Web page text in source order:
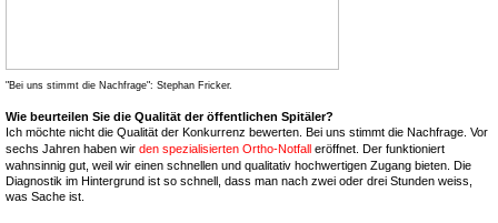
"Bei uns stimmt die Nachfrage": Stephan Fricker.
Wie beurteilen Sie die Qualität der öffentlichen Spitäler?
Ich möchte nicht die Qualität der Konkurrenz bewerten. Bei uns stimmt die Nachfrage. Vor
sechs Jahren haben wir den spezialisierten Ortho-Notfall eröffnet. Der funktioniert
wahnsinnig gut, weil wir einen schnellen und qualitativ hochwertigen Zugang bieten. Die
Diagnostik im Hintergrund ist so schnell, dass man nach zwei oder drei Stunden weiss,
was Sache ist.